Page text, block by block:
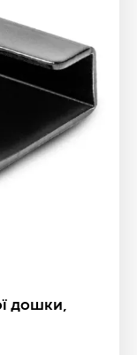
дошки,